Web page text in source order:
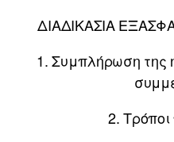
ΔΙΑΔΙΚΑΣΙΑ
1. Συμπλήρωση της
2.